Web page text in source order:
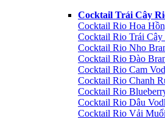
Cocktail Trái Cây
Cocktail Rio Hoa
Cocktail Rio Trái Cây
Cocktail Rio Nho
Cocktail Rio Đào
Cocktail Rio Cam
Cocktail Rio Chanh
Cocktail Rio
Cocktail Rio Dâu
Cocktail Rio Vải